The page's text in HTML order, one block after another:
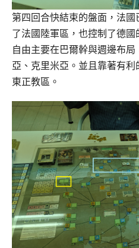
第四回合快結束的盤面，法
了法國陸軍區，也控制了德
自由主要在巴爾幹與週邊布
亞、克里米亞。並且靠著有
東正教區。